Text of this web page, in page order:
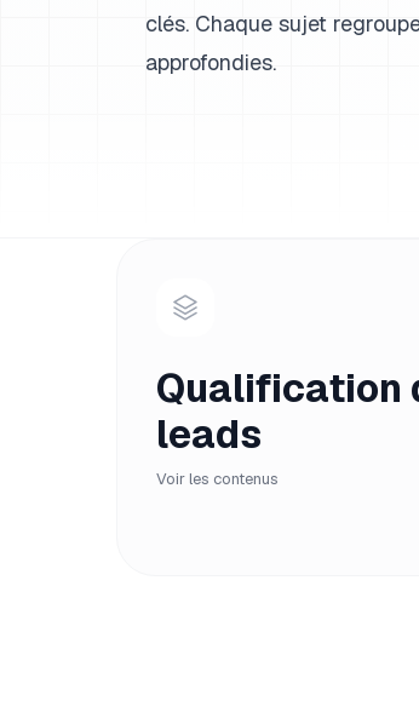
clés. Chaque sujet
approfondies.
Qualification
leads
Voir les contenus